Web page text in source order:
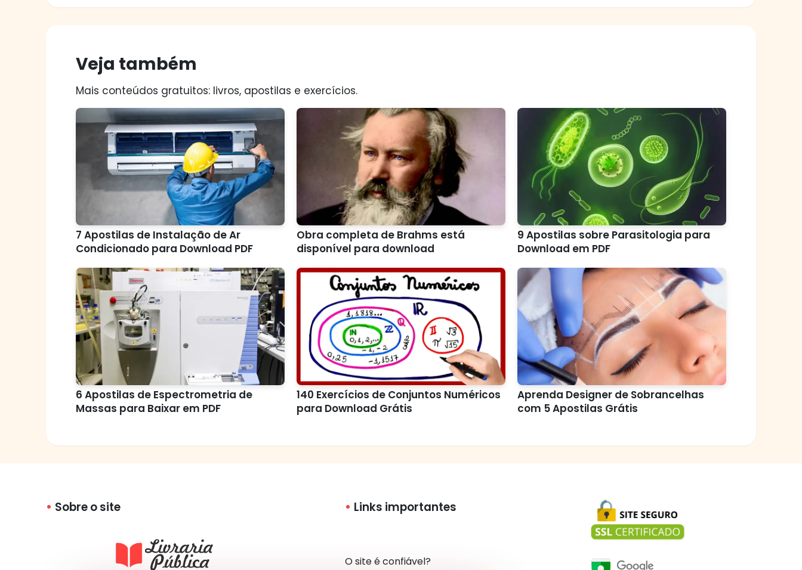
Veja também
Mais conteúdos gratuitos: livros, apostilas e exercícios.
7 Apostilas de Instalação de Ar
Condicionado para Download PDF
Obra completa de Brahms está
disponível para download
9 Apostilas sobre Parasitologia para
Download em PDF
6 Apostilas de Espectrometria de
Massas para Baixar em PDF
140 Exercícios de Conjuntos Numéricos
para Download Grátis
Aprenda Designer de Sobrancelhas
com 5 Apostilas Grátis
Sobre o site Links importantes
O site é confiável?